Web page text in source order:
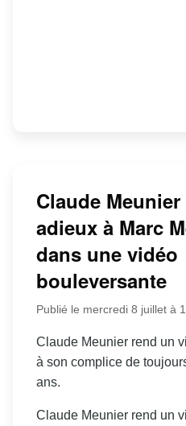
Claude
adieux à Marc
dans une vidéo
bouleversante
Publié le mercredi 8 juillet à
Claude Meunier rend un
à son complice de
ans.
Claude Meunier rend un